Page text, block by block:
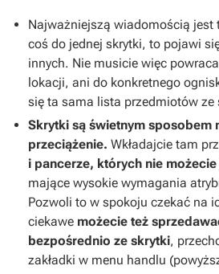
Najważniejszą wiadomością jest
coś do jednej skrytki, to pojawi
innych. Nie musicie więc
lokacji, ani do konkretnego
się ta sama lista przedmiotów ze
Skrytki są świetnym sposobem
przeciążenie. Wkładajcie tam
i pancerze, których nie
mające wysokie wymagania
Pozwoli to w spokoju czekać na
ciekawe możecie też
bezpośrednio ze skrytki,
zakładki w menu handlu